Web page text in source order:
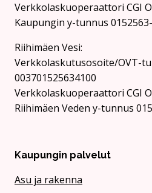
Verkkolaskuoperaattori CGI
Kaupungin y-tunnus
Rii­hi­mäen Vesi:
Verkkolaskutusosoite/OVT-
003701525634100
Verkkolaskuoperaattori CGI
Riihimäen Veden y-tunnus
Kaupungin palvelut
Asu ja rakenna